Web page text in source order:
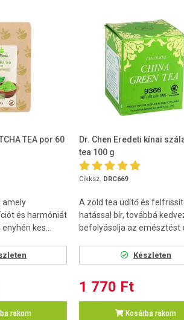
TEA por 60
amely
és harmóniát
kes...
rakom
Dr. Chen Eredeti kínai
tea 100 g
Cikksz. DRC669
A zöld tea üdítő és
hatással bír, továbbá
befolyásolja az emésztést
Készleten
1 770 Ft
Kosárba rakom